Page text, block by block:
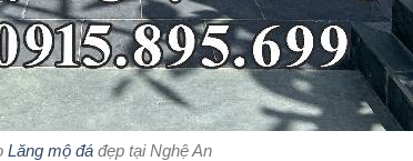
Lăng mộ đáđẹp tại Nghệ An